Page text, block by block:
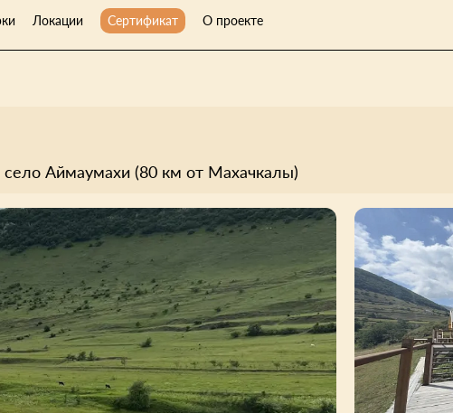
Локации Сертификат О проекте
село Аймаумахи (80 км от Махачкалы)